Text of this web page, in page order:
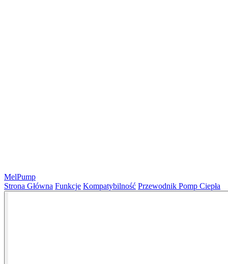
MelPump
Strona Główna Funkcje Kompatybilność Przewodnik Pomp Ciepła